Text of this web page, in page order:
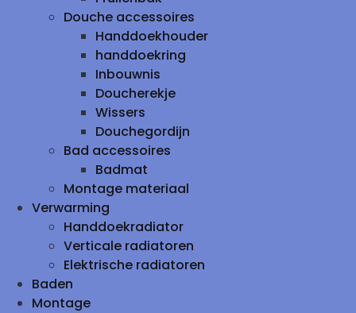
Douche accessoires
Handdoekhouder
handdoekring
Inbouwnis
Doucherekje
Wissers
Douchegordijn
Bad accessoires
Badmat
Montage materiaal
Verwarming
Handdoekradiator
Verticale radiatoren
Elektrische radiatoren
Baden
Montage